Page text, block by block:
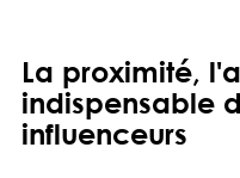
La proximité,
indispensable
influenceurs